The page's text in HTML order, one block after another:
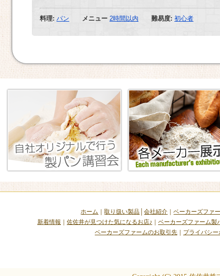
料理: パン メニュー 2時間以内 難易度: 初心者
ホーム ｜取り扱い製品 │会社紹介 ｜ベーカーズファ
新着情報 ｜ 佐佐井が見つけた気になるお店♪ ｜ ベーカーズファーム製
ベーカーズファームのお取引先 ｜ プライバシ